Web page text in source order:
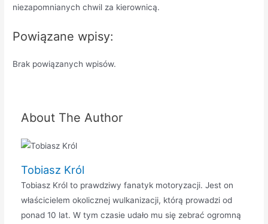
niezapomnianych chwil za kierownicą.
Powiązane wpisy:
Brak powiązanych wpisów.
About The Author
Tobiasz Król
Tobiasz Król to prawdziwy fanatyk motoryzacji. Jest on
właścicielem okolicznej wulkanizacji, którą prowadzi od
ponad 10 lat. W tym czasie udało mu się zebrać ogromną